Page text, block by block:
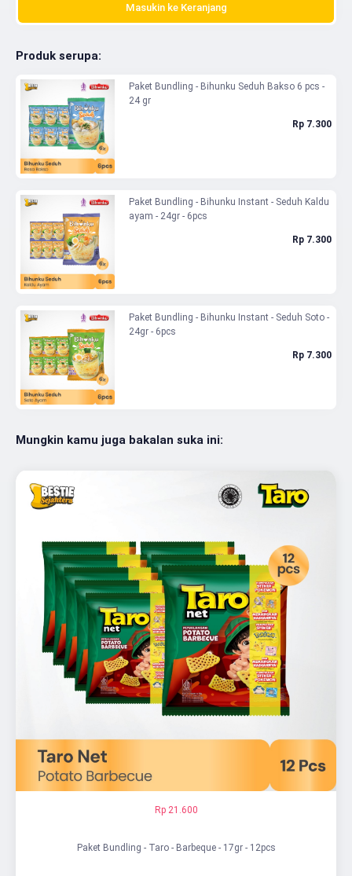
Masukin ke Keranjang
Produk serupa:
Paket Bundling - Bihunku Seduh Bakso 6 pcs -
24 gr
Rp 7.300
Paket Bundling - Bihunku Instant - Seduh Kaldu
ayam - 24gr - 6pcs
Rp 7.300
Paket Bundling - Bihunku Instant - Seduh Soto -
24gr - 6pcs
Rp 7.300
Mungkin kamu juga bakalan suka ini:
Rp 21.600
Paket Bundling - Taro - Barbeque - 17gr - 12pcs